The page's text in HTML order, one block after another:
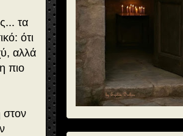
τα
ότι
αλλά
πιο
στον